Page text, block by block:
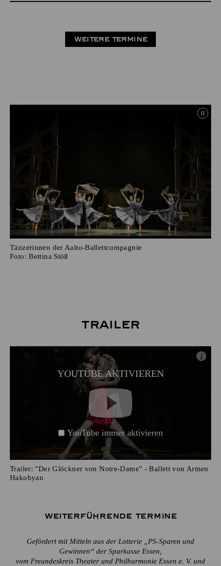
WEITERE TERMINE
Tänzerinnen der Aalto-Ballettcompagnie
Foto: Bettina Stöß
Trailer
YOUTUBE AKTIVIEREN
i
YouTube immer aktivieren
Trailer: "Der Glöckner von Notre-Dame" - Ballett von Armen
Hakobyan
Weiterführende Termine
Gefördert mit Mitteln aus der Lotterie „PS-Sparen und
Gewinnen“ der Sparkasse Essen,
vom Freundeskreis Theater und Philharmonie Essen e. V. und